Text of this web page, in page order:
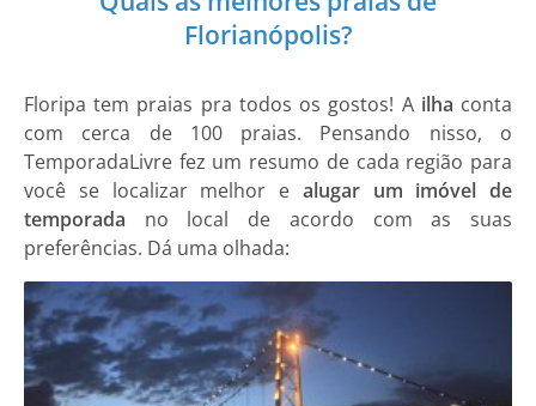
Florianópolis?
Floripa tem praias pra todos os gostos! A ilha conta
com cerca de 100 praias. Pensando nisso, o
TemporadaLivre fez um resumo de cada região para
você se localizar melhor e alugar um imóvel de
temporada no local de acordo com as suas
preferências. Dá uma olhada: